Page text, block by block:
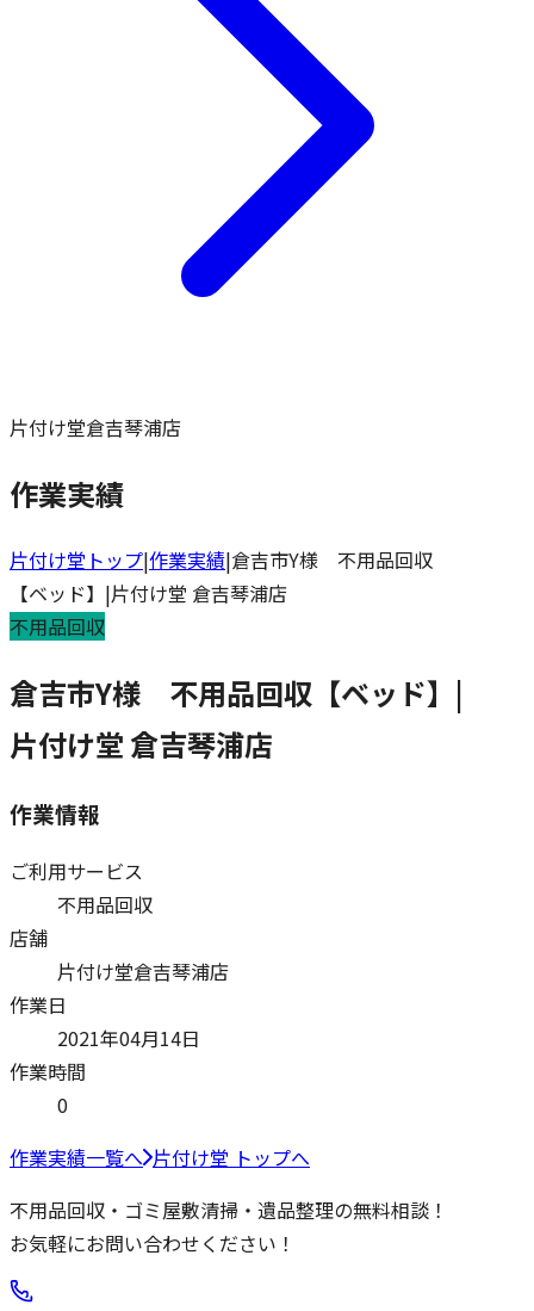
片付け堂倉吉琴浦店
作業実績
片付け堂トップ|作業実績|倉吉市Y様 不用品回収
【ベッド】|片付け堂 倉吉琴浦店
不用品回収
倉吉市Y様 不用品回収【ベッド】|
片付け堂 倉吉琴浦店
作業情報
ご利用サービス
不用品回収
店舗
片付け堂倉吉琴浦店
作業日
2021年04月14日
作業時間
0
作業実績一覧へ 片付け堂 トップへ
不用品回収・ゴミ屋敷清掃・遺品整理の無料相談！
お気軽にお問い合わせください！